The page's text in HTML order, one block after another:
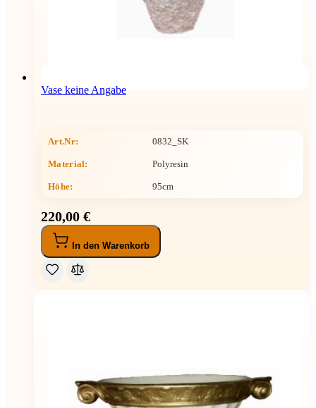
Vase keine Angabe
Art.Nr: 0832_SK
Material: Polyresin
Höhe: 95cm
220,00 €
In den Warenkorb